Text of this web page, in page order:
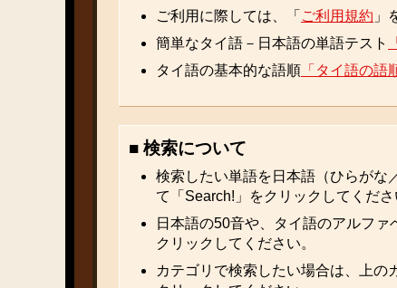
ご利用に際しては、「 ご利用規約 」
簡単なタイ語－日本語の単語テスト
タイ語の基本的な語順 「タイ語の語
■ 検索について
検索したい単語を日本語（ひらがな
て「Search!」をクリックしてくださ
日本語の50音や、タイ語のアルフ
クリックしてください。
カテゴリで検索したい場合は、上の